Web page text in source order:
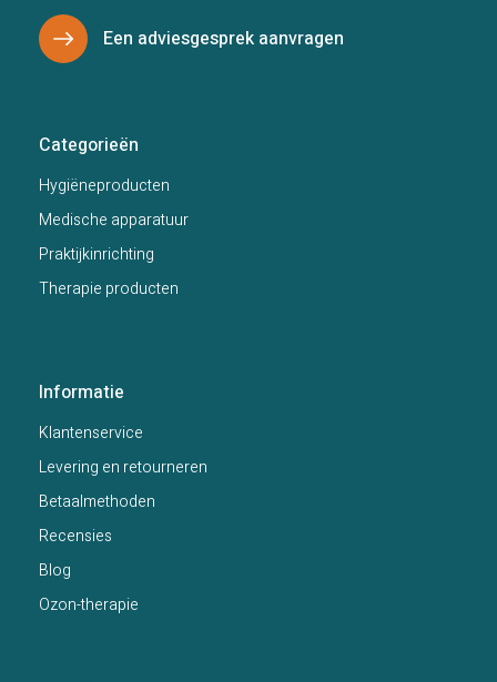
Een adviesgesprek aanvragen
Categorieën
Hygiëneproducten
Medische apparatuur
Praktijkinrichting
Therapie producten
Informatie
Klantenservice
Levering en retourneren
Betaalmethoden
Recensies
Blog
Ozon-therapie